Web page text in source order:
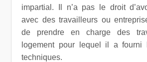
impartial. Il n’a pas le droit
avec des travailleurs ou
de prendre en charge des
logement pour lequel il a fourni
techniques.